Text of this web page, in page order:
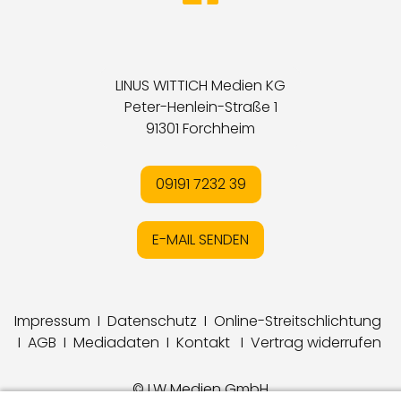
LINUS WITTICH Medien KG
Peter-Henlein-Straße 1
91301 Forchheim
09191 7232 39
E-MAIL SENDEN
Impressum I Datenschutz I Online-Streitschlichtung
I AGB I Mediadaten I Kontakt I Vertrag widerrufen
© LW Medien GmbH